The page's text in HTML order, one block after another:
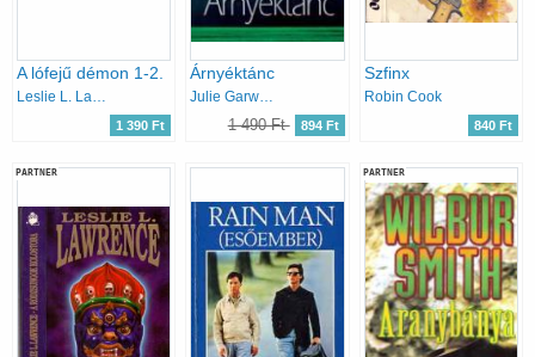
A lófejű démon 1-2.
1 390 Ft
Árnyéktánc
1 490 Ft 894 Ft
Szfinx
Robin Cook
840 Ft
PARTNER PARTNER